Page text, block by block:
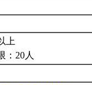
上
：20人